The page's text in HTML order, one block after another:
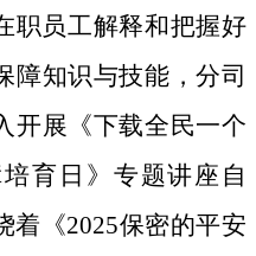
职员工解释和把握好
障知识与技能，分司
开展《下载全民一个
育日》专题讲座自
着《2025保密的平安